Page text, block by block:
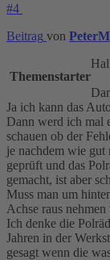
#4
Beitrag von
Themenstarter
Ja ich kann das
Dann werd ich mal
schauen ob der
je nachdem wie gut
geprüft und das
gemacht, ist aber
Muss man um
Achse raus
Ich denke die
Jahren in der
gesagt wenn die